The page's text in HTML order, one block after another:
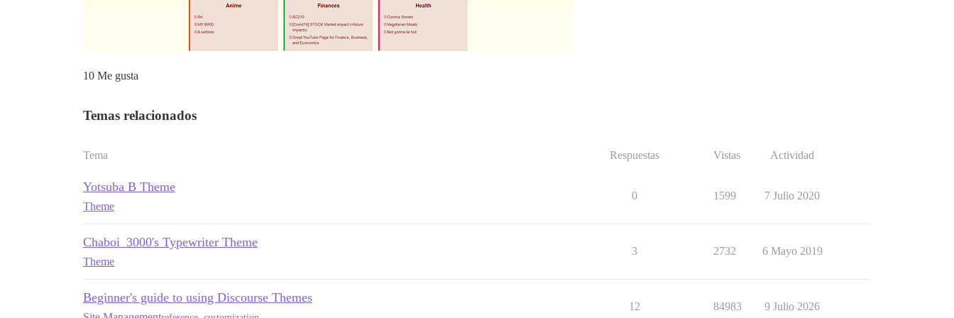
10 Me gusta
Temas relacionados
Tema Respuestas Vistas Actividad
Yotsuba B Theme
Theme
0 1599 7 Julio 2020
Chaboi_3000's Typewriter Theme
Theme
3 2732 6 Mayo 2019
Beginner's guide to using Discourse Themes
12 84983 9 Julio 2026